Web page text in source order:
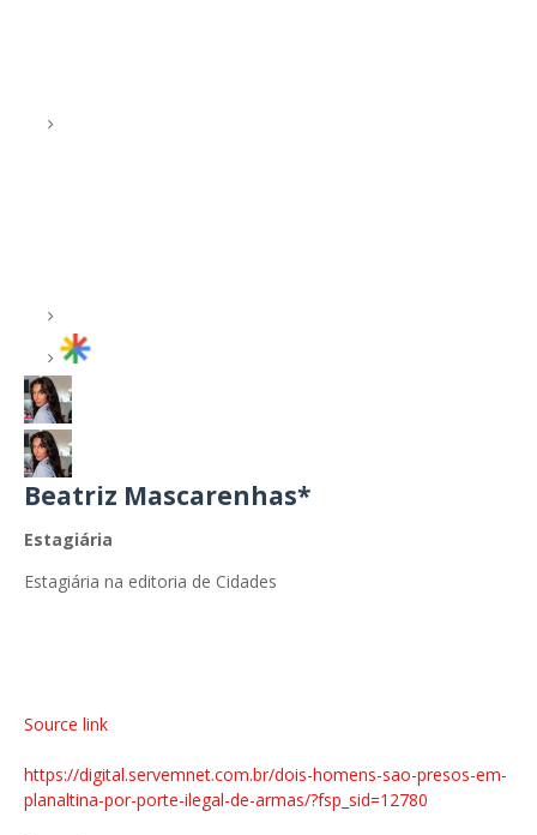
Beatriz Mascarenhas*
Estagiária
Estagiária na editoria de Cidades
Source link
https://digital.servemnet.com.br/dois-homens-sao-presos-em-
planaltina-por-porte-ilegal-de-armas/?fsp_sid=12780